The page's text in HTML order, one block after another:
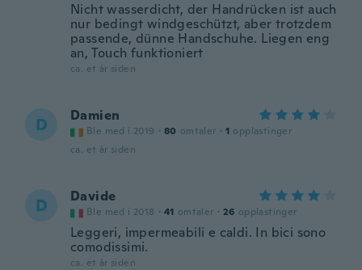
Nicht wasserdicht, der Handrücken ist auch
nur bedingt windgeschützt, aber trotzdem
passende, dünne Handschuhe. Liegen eng
an, Touch funktioniert
ca. et år siden
D Damien
Ble med i 2019 · 80 omtaler · 1 opplastinger
ca. et år siden
D Davide
Ble med i 2018 · 41 omtaler · 26 opplastinger
Leggeri, impermeabili e caldi. In bici sono
comodissimi.
ca. et år siden